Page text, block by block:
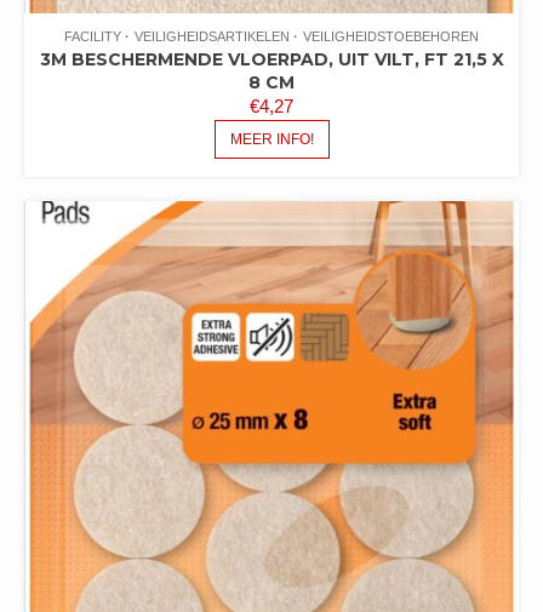
FACILITY VEILIGHEIDSARTIKELEN VEILIGHEIDSTOEBEHOREN
3M BESCHERMENDE VLOERPAD, UIT VILT, FT 21,5 X
8 CM
€4,27
MEER INFO!